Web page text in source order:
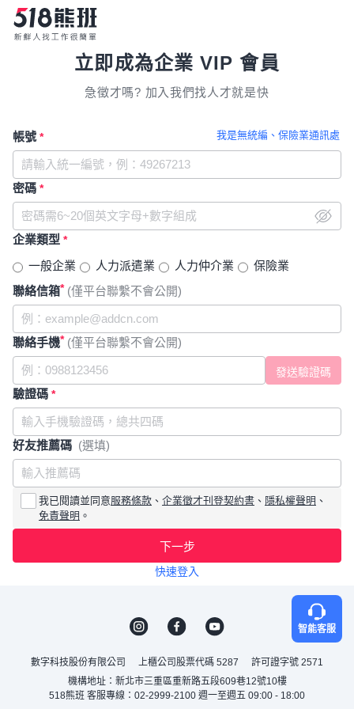
立即成為企業 VIP 會員
急徵才嗎? 加入我們找人才就是快
我是無統編、保險業通訊處
帳號 *
密碼 *
企業類型 *
一般企業 人力派遣業 人力仲介業
保險業
聯絡信箱* (僅平台聯繫不會公開)
聯絡手機* (僅平台聯繫不會公開)
驗證碼 *
好友推薦碼 (選填)
我已閱讀並同意服務條款 、 企業徵才刊登契約書 、 隱私權聲明 、
免責聲明 。
下一步
快速登入
智能客服
數字科技股份有限公司 上櫃公司股票代碼 5287
許可證字號 2571
機構地址：新北市三重區重新路五段609巷12號10樓
518熊班 客服專線：02-2999-2100 週一至週五 09:00 - 18:00